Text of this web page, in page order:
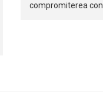
compromiterea